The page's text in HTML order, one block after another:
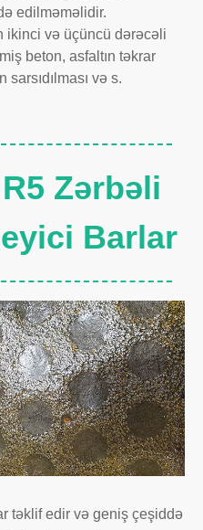
edilməməlidir.
ikinci və üçüncü dərəcəli
beton, asfaltın təkrar
və s.
Zərbəli
Barlar
təklif edir və geniş çeşiddə